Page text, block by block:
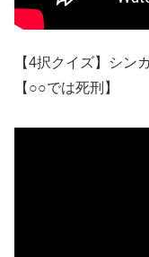
【4択クイズ】シン
【○○では死刑】